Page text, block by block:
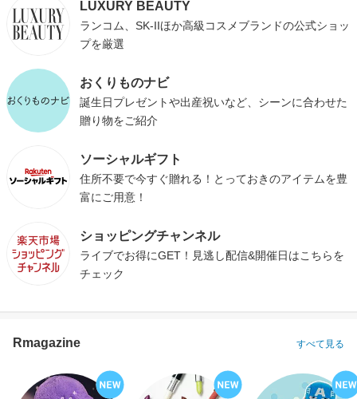
LUXURY BEAUTY
ランコム、SK-IIほか高級コスメブランドの公式ショッ
プを厳選
おくりものナビ
誕生日プレゼントや出産祝いなど、シーンに合わせた
贈り物をご紹介
ソーシャルギフト
住所不要で今すぐ贈れる！とっておきのアイテムを豊
富にご用意！
ショッピングチャンネル
ライブでお得にGET！見逃し配信&開催日はこちらを
チェック
Rmagazine すべて見る